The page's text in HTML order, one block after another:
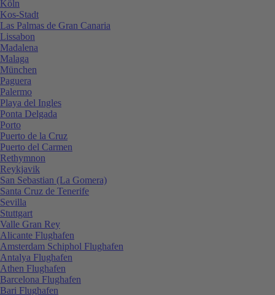
Köln
Kos-Stadt
Las Palmas de Gran Canaria
Lissabon
Madalena
Malaga
München
Paguera
Palermo
Playa del Ingles
Ponta Delgada
Porto
Puerto de la Cruz
Puerto del Carmen
Rethymnon
Reykjavik
San Sebastian (La Gomera)
Santa Cruz de Tenerife
Sevilla
Stuttgart
Valle Gran Rey
Alicante Flughafen
Amsterdam Schiphol Flughafen
Antalya Flughafen
Athen Flughafen
Barcelona Flughafen
Bari Flughafen